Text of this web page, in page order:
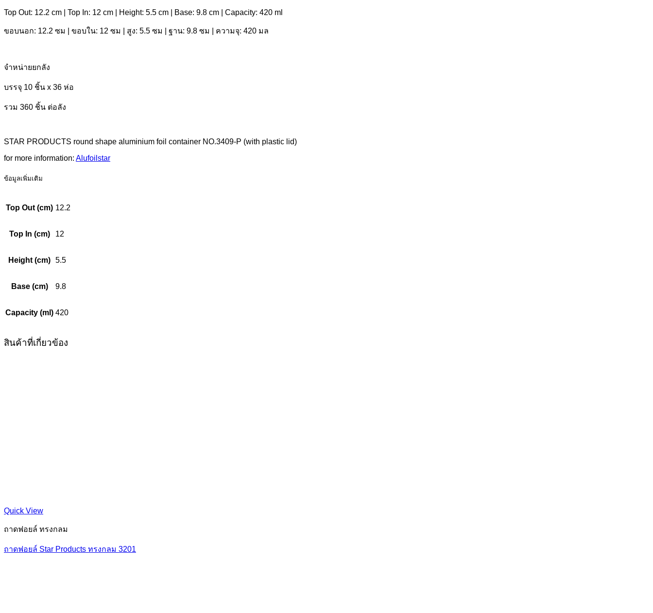
Top Out: 12.2 cm | Top In: 12 cm | Height: 5.5 cm | Base: 9.8 cm | Capacity: 420 ml
ขอบนอก: 12.2 ซม | ขอบใน: 12 ซม | สูง: 5.5 ซม | ฐาน: 9.8 ซม | ความจุ: 420 มล
จำหน่ายยกลัง
บรรจุ 10 ชิ้น x 36 ห่อ
รวม 360 ชิ้น ต่อลัง
STAR PRODUCTS round shape aluminium foil container NO.3409-P (with plastic lid)
for more information: Alufoilstar
ข้อมูลเพิ่มเติม
Top Out (cm) 12.2
Top In (cm) 12
Height (cm) 5.5
Base (cm) 9.8
Capacity (ml) 420
สินค้าที่เกี่ยวข้อง
Quick View
ถาดฟอยล์ ทรงกลม
ถาดฟอยล์ Star Products ทรงกลม 3201